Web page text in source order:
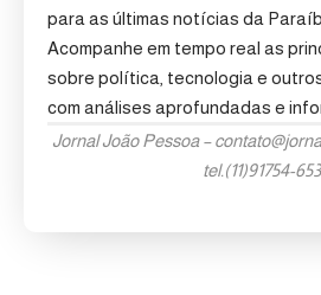
para as últimas notícias da
Acompanhe em tempo real as
sobre política, tecnologia e
com análises aprofundadas e
Jornal João Pessoa –
tel.(11)91754-